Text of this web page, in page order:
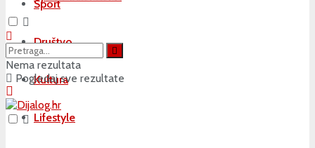
Sport
Društvo
Kultura
Lifestyle
Nema rezultata
Pogledaj sve rezultate